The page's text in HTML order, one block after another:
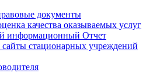
документы
качества оказываемых услуг
информационный Отчет
стационарных учреждений